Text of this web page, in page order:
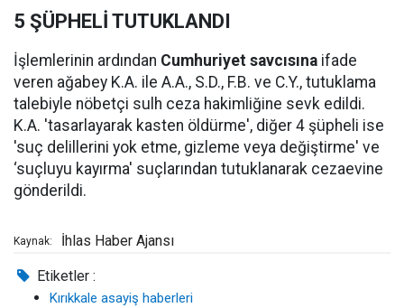
5 ŞÜPHELİ TUTUKLANDI
İşlemlerinin ardından Cumhuriyet savcısına ifade
veren ağabey K.A. ile A.A., S.D., F.B. ve C.Y., tutuklama
talebiyle nöbetçi sulh ceza hakimliğine sevk edildi.
K.A. 'tasarlayarak kasten öldürme', diğer 4 şüpheli ise
'suç delillerini yok etme, gizleme veya değiştirme' ve
‘suçluyu kayırma' suçlarından tutuklanarak cezaevine
gönderildi.
Kaynak: İhlas Haber Ajansı
Etiketler :
Kırıkkale asayiş haberleri